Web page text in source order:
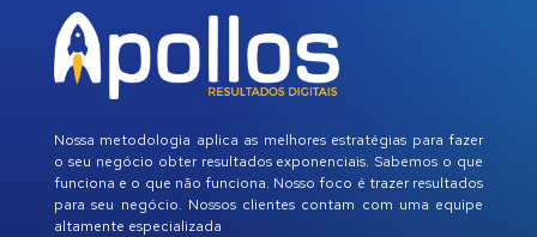
Nossa metodologia aplica as melhores estratégias para fazer
o seu negócio obter resultados exponenciais. Sabemos o que
funciona e o que não funciona. Nosso foco é trazer resultados
para seu negócio. Nossos clientes contam com uma equipe
altamente especializada